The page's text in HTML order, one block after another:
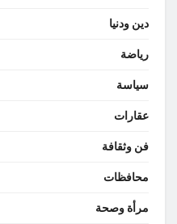
دين ودنيا
رياضة
سياسة
عقارات
فن وثقافة
محافظات
مرأة وصحة